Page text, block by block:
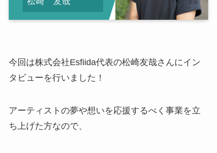
今回は株式会社Esfiida代表の松崎友哉さんにイン
タビューを行いました！
アーティストの夢や想いを応援するべく事業を立
ち上げた方なので、